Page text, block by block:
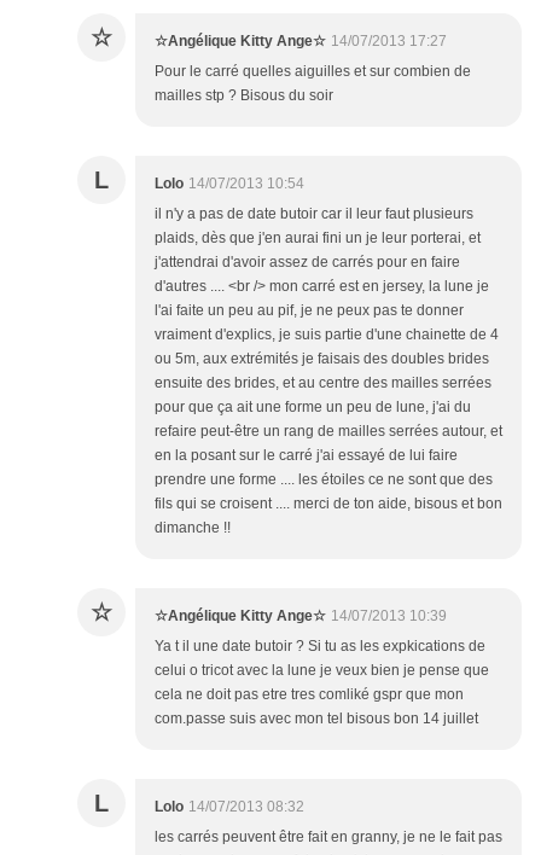
☆ ☆Angélique Kitty Ange☆ 14/07/2013 17:27
Pour le carré quelles aiguilles et sur combien de
mailles stp ? Bisous du soir
L Lolo 14/07/2013 10:54
il n'y a pas de date butoir car il leur faut plusieurs
plaids, dès que j'en aurai fini un je leur porterai, et
j'attendrai d'avoir assez de carrés pour en faire
d'autres .... <br /> mon carré est en jersey, la lune je
l'ai faite un peu au pif, je ne peux pas te donner
vraiment d'explics, je suis partie d'une chainette de 4
ou 5m, aux extrémités je faisais des doubles brides
ensuite des brides, et au centre des mailles serrées
pour que ça ait une forme un peu de lune, j'ai du
refaire peut-être un rang de mailles serrées autour, et
en la posant sur le carré j'ai essayé de lui faire
prendre une forme .... les étoiles ce ne sont que des
fils qui se croisent .... merci de ton aide, bisous et bon
dimanche !!
☆ ☆Angélique Kitty Ange☆ 14/07/2013 10:39
Ya t il une date butoir ? Si tu as les expkications de
celui o tricot avec la lune je veux bien je pense que
cela ne doit pas etre tres comliké gspr que mon
com.passe suis avec mon tel bisous bon 14 juillet
L Lolo 14/07/2013 08:32
les carrés peuvent être fait en granny, je ne le fait pas